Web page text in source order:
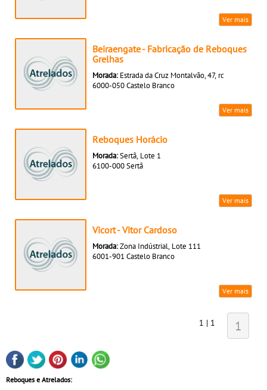
Ver mais
Beiraengate - Fabricação de Reboques
Grelhas
Morada: Estrada da Cruz Montalvão, 47, rc
6000-050 Castelo Branco
Ver mais
Reboques Horácio
Morada:Sertã, Lote 1
6100-000 Sertã
Ver mais
Vicort - Vitor Cardoso
Morada:Zona Indústrial, Lote 111
6001-901 Castelo Branco
Ver mais
1 | 1 1
Reboques e Atrelados: